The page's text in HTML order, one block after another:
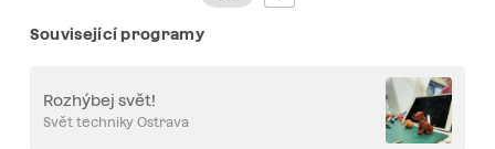
Související programy
Rozhýbej svět!
Svět techniky Ostrava